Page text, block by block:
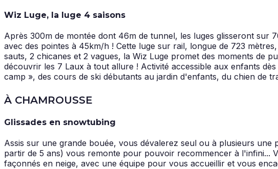
Wiz Luge, la luge 4 saisons
Après 300m de montée dont 46m de tunnel, les luges glisseront sur
avec des pointes à 45km/h ! Cette luge sur rail, longue de 723
sauts, 2 chicanes et 2 vagues, la Wiz Luge promet des moments de
découvrir les 7 Laux à tout allure ! Activité accessible aux enfants
camp », des cours de ski débutants au jardin d'enfants, du chien de
À CHAMROUSSE
Glissades en snowtubing
Assis sur une grande bouée, vous dévalerez seul ou à plusieurs
partir de 5 ans) vous remonte pour pouvoir recommencer à l'infini...
façonnés en neige, avec une équipe pour vous accueillir et vous